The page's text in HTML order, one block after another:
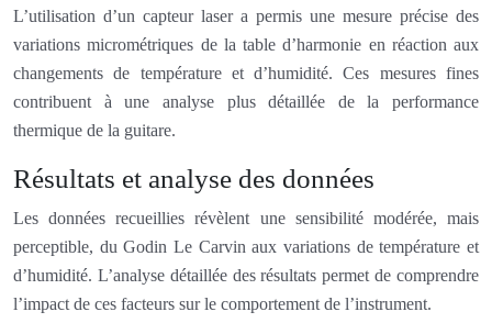
L’utilisation d’un capteur laser a permis une mesure précise des
variations micrométriques de la table d’harmonie en réaction aux
changements de température et d’humidité. Ces mesures fines
contribuent à une analyse plus détaillée de la performance
thermique de la guitare.
Résultats et analyse des données
Les données recueillies révèlent une sensibilité modérée, mais
perceptible, du Godin Le Carvin aux variations de température et
d’humidité. L’analyse détaillée des résultats permet de comprendre
l’impact de ces facteurs sur le comportement de l’instrument.